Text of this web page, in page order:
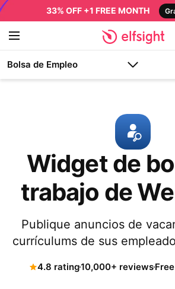
33% OFF +1 FREE MONTH
Bolsa de Empleo
Widget de
trabajo de
Publique anuncios de
currículums de sus
4.8 rating10,000+ reviews